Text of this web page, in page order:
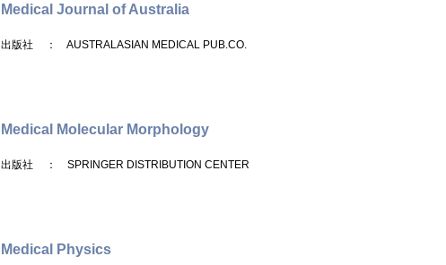
Medical Journal of Australia
出版社 ： AUSTRALASIAN MEDICAL PUB.CO.
Medical Molecular Morphology
出版社 ： SPRINGER DISTRIBUTION CENTER
Medical Physics